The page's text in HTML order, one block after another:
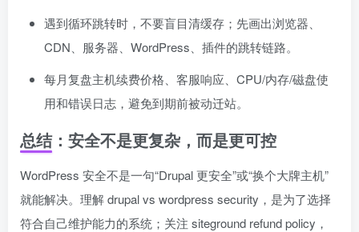
遇到循环跳转时，不要盲目清缓存；先画出浏览器、
CDN、服务器、WordPress、插件的跳转链路。
每月复盘主机续费价格、客服响应、CPU/内存/磁盘使
用和错误日志，避免到期前被动迁站。
总结：安全不是更复杂，而是更可控
WordPress 安全不是一句“Drupal 更安全”或“换个大牌主机”
就能解决。理解 drupal vs wordpress security，是为了选择
符合自己维护能力的系统；关注 siteground refund policy，